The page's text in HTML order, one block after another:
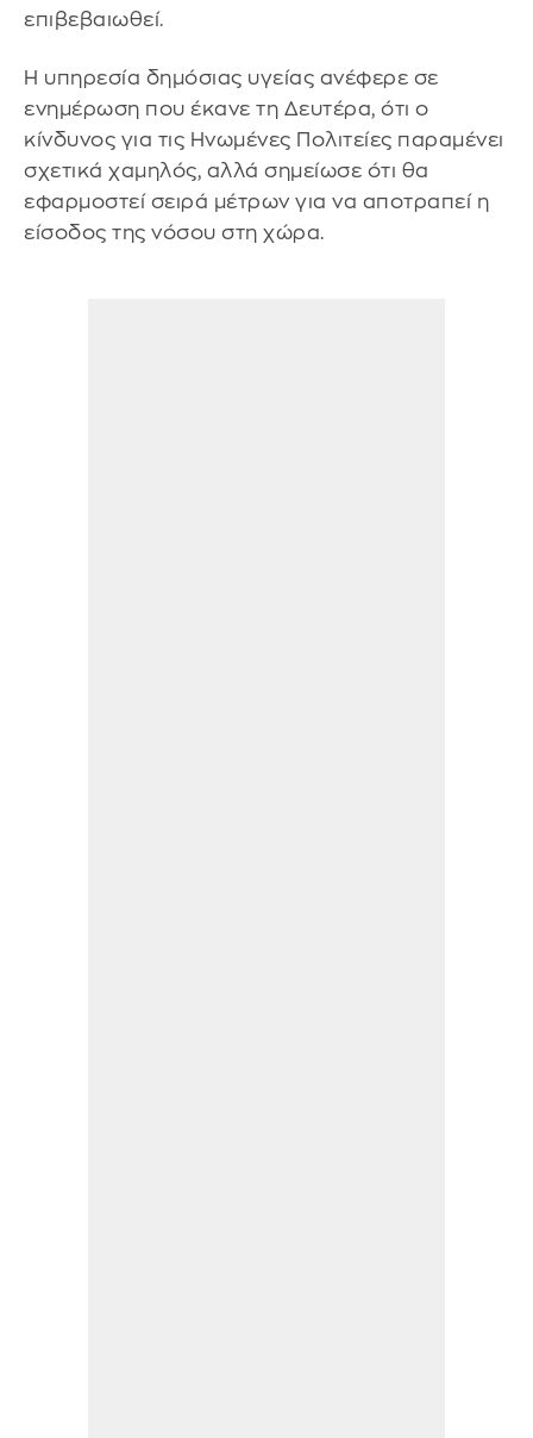
επιβεβαιωθεί.
Η υπηρεσία δημόσιας υγείας ανέφερε σε
ενημέρωση που έκανε τη Δευτέρα, ότι ο
κίνδυνος για τις Ηνωμένες Πολιτείες παραμένει
σχετικά χαμηλός, αλλά σημείωσε ότι θα
εφαρμοστεί σειρά μέτρων για να αποτραπεί η
είσοδος της νόσου στη χώρα.